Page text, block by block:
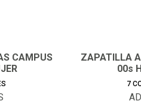
CAMPUS
ZAPATILLA
00s
7